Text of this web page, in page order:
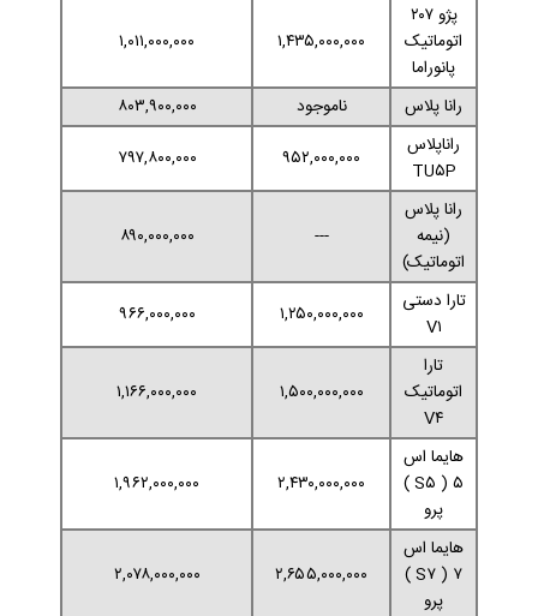
پژو ۲۰۷
اتوماتیک
پانوراما
۱,۴۳۵,۰۰۰,۰۰۰ ۱,۰۱۱,۰۰۰,۰۰۰
رانا پلاس ناموجود
۸۰۳,۹۰۰,۰۰۰
راناپلاس
TU۵P
۹۵۲,۰۰۰,۰۰۰
۷۹۷,۸۰۰,۰۰۰
رانا پلاس
(نیمه
اتوماتیک)
--- ۸۹۰,۰۰۰,۰۰۰
تارا دستی
V۱
۱,۲۵۰,۰۰۰,۰۰۰
۹۶۶,۰۰۰,۰۰۰
تارا
اتوماتیک
V۴
۱,۵۰۰,۰۰۰,۰۰۰ ۱,۱۶۶,۰۰۰,۰۰۰
هایما اس
۵ ( S۵ )
پرو
۲,۴۳۰,۰۰۰,۰۰۰ ۱,۹۶۲,۰۰۰,۰۰۰
هایما اس
۷ ( S۷ )
پرو
۲,۶۵۵,۰۰۰,۰۰۰ ۲,۰۷۸,۰۰۰,۰۰۰